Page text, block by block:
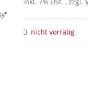
nicht vorrätig